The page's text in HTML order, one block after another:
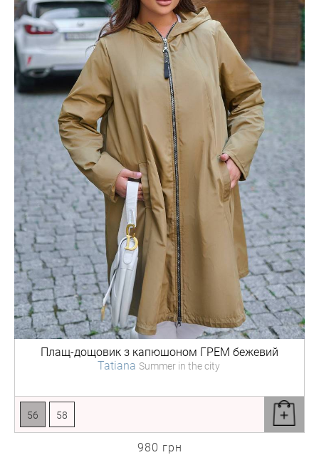
Плащ-дощовик з капюшоном ГРЕМ бежевий
Tatiana Summer in the city
56 58
980 грн